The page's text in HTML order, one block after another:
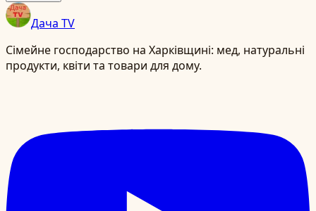
Дача TV
Сімейне господарство на Харківщині: мед, натуральні
продукти, квіти та товари для дому.